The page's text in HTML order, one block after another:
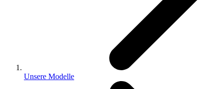
Unsere Modelle